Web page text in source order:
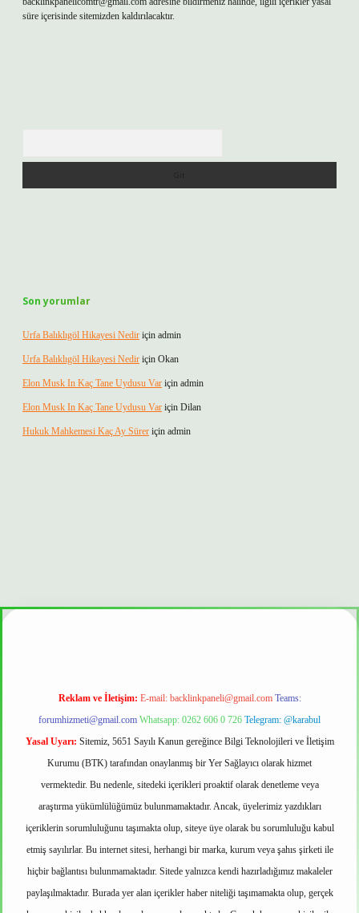
süre içerisinde sitemizden kaldırılacaktır.
Son yorumlar
Urfa Balıklıgöl Hikayesi Nedir için admin
Urfa Balıklıgöl Hikayesi Nedir için Okan
Elon Musk In Kaç Tane Uydusu Var için admin
Elon Musk In Kaç Tane Uydusu Var için Dilan
Hukuk Mahkemesi Kaç Ay Sürer için admin
mi
Reklam ve İletişim: E-mail: backlinkpaneli@gmail.com Teams:
forumhizmeti@gmail.com Whatsapp: 0262 606 0 726 Telegram: @karabul
Yasal Uyarı: Sitemiz, 5651 Sayılı Kanun gereğince Bilgi Teknolojileri ve İletişim
Kurumu (BTK) tarafından onaylanmış bir Yer Sağlayıcı olarak hizmet
vermektedir. Bu nedenle, sitedeki içerikleri proaktif olarak denetleme veya
araştırma yükümlülüğümüz bulunmamaktadır. Ancak, üyelerimiz yazdıkları
içeriklerin sorumluluğunu taşımakta olup, siteye üye olarak bu sorumluluğu kabul
etmiş sayılırlar. Bu internet sitesi, herhangi bir marka, kurum veya şahıs şirketi ile
hiçbir bağlantısı bulunmamaktadır. Sitede yalnızca kendi hazırladığımız makaleler
paylaşılmaktadır. Burada yer alan içerikler haber niteliği taşımamakta olup, gerçek